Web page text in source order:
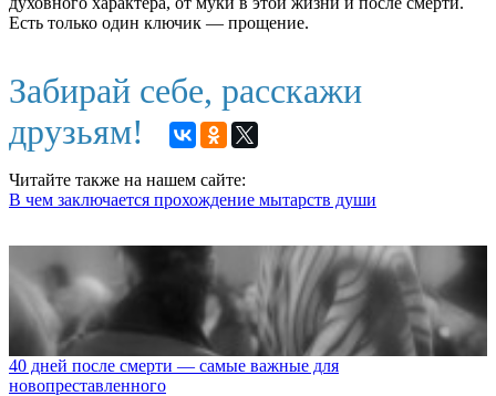
Есть только один ключик — прощение.
Забирай себе, расскажи
друзьям!
Читайте также на нашем сайте:
В чем заключается прохождение мытарств души
40 дней после смерти — самые важные для
новопреставленного